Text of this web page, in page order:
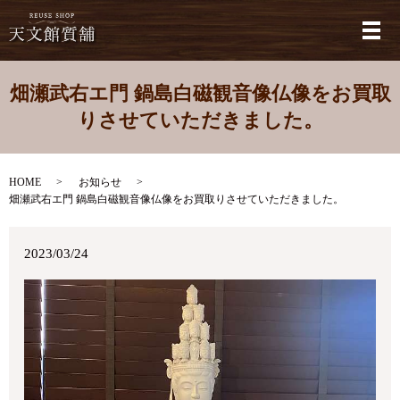
メ
畑瀬武右エ門 鍋島白磁観音像仏像をお買取
りさせていただきました。
HOME
お知らせ
畑瀬武右エ門 鍋島白磁観音像仏像をお買取りさせていただきました。
2023/03/24